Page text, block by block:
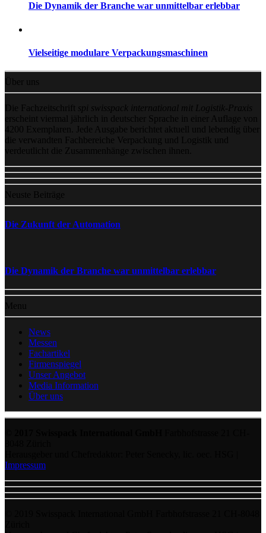
Die Dynamik der Branche war unmittelbar erlebbar
Vielseitige modulare Verpackungsmaschinen
Über uns
Die Fachzeitschrift
spi swisspack international mit Logistik-Praxis
erscheint viermal jährlich in deutscher Sprache in einer Auflage von
4200 Exemplaren. Jede Ausgabe berichtet aktuell und lebendig über
die verwandten Fachbereiche Verpackung und Logistik und
verdeutlicht die Zusammenhänge zwischen ihnen.
Neuste Beiträge
Die Zukunft der Automation
Die Dynamik der Branche war unmittelbar erlebbar
Menu
News
Messen
Fachartikel
Firmenspiegel
Unser Angebot
Media Information
Über uns
Impressum